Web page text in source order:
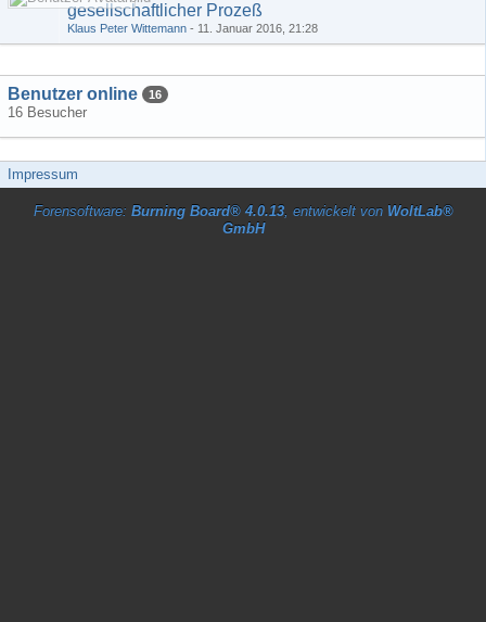
gesellschaftlicher Prozeß
Klaus Peter Wittemann - 11. Januar 2016, 21:28
Benutzer online 16
16 Besucher
Impressum
Forensoftware: Burning Board® 4.0.13, entwickelt von WoltLab®
GmbH